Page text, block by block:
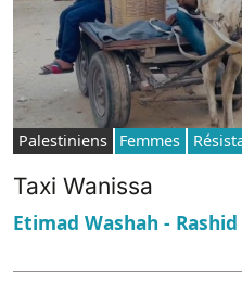
Palestiniens Femmes
Taxi Wanissa
Etimad Washah -